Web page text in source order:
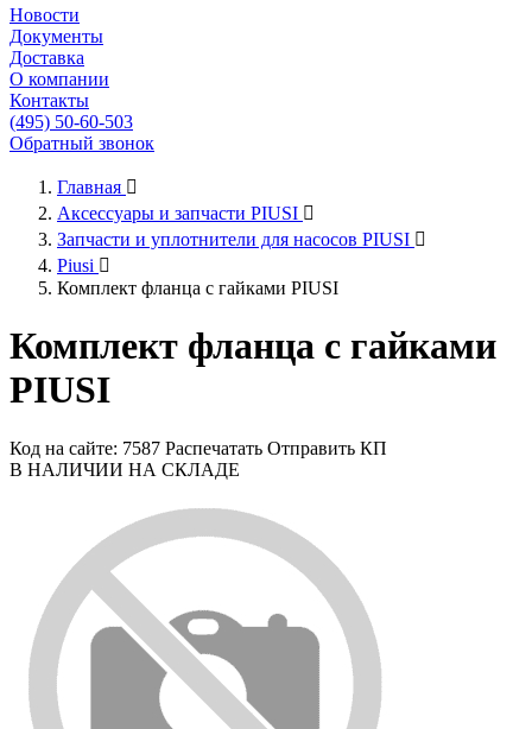
Новости
Документы
Доставка
О компании
Контакты
(495) 50-60-503
Обратный звонок
Главная 
Аксессуары и запчасти PIUSI 
Запчасти и уплотнители для насосов PIUSI 
Piusi 
Комплект фланца с гайками PIUSI
Комплект фланца с гайками
PIUSI
Код на сайте: 7587 Распечатать Отправить КП
В НАЛИЧИИ НА СКЛАДЕ